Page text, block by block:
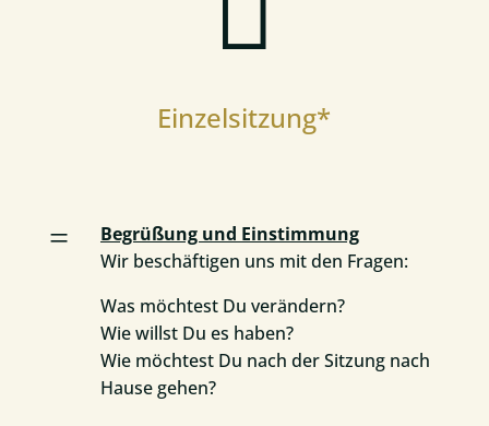
Einzelsitzung*
=
Begrüßung und Einstimmung
Wir beschäftigen uns mit den Fragen:
Was möchtest Du verändern?
Wie willst Du es haben?
Wie möchtest Du nach der Sitzung nach
Hause gehen?